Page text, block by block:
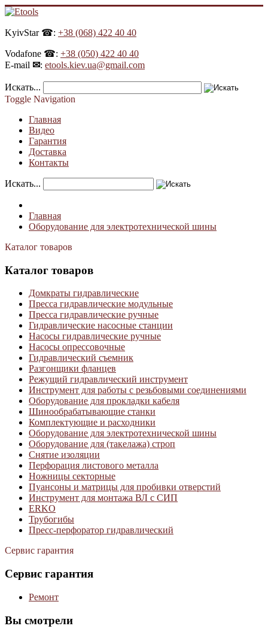
KyivStar ☎: +38 (068) 422 40 40
Vodafone ☎: +38 (050) 422 40 40
E-mail ✉: etools.kiev.ua@gmail.com
Искать...
Toggle Navigation
Главная
Видео
Гарантия
Доставка
Контакты
Искать...
Главная
Оборудование для электротехнической шины
Каталог товаров
Каталог товаров
Домкраты гидравлические
Пресса гидравлические модульные
Пресса гидравлические ручные
Гидравлические насосные станции
Насосы гидравлические ручные
Насосы опрессовочные
Гидравлический съемник
Разгонщики фланцев
Режущий гидравлический инструмент
Инструмент для работы с резьбовыми соединениями
Оборудование для прокладки кабеля
Шинообрабатывающие станки
Комплектующие и расходники
Оборудование для электротехнической шины
Оборудование для (такелажа) строп
Снятие изоляции
Перфорация листового металла
Ножницы секторные
Пуансоны и матрицы для пробивки отверстий
Инструмент для монтажа ВЛ с СИП
ERKO
Трубогибы
Пресс-перфоратор гидравлический
Сервис гарантия
Сервис гарантия
Ремонт
Вы смотрели